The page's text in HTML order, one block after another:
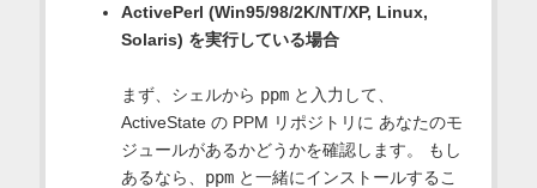
ActivePerl (Win95/98/2K/NT/XP, Linux,
Solaris) を実行している場合
まず、シェルから ppmと入力して、
ActiveState の PPM リポジトリに あなたのモ
ジュールがあるかどうかを確認します。 もし
あるなら、 ppmと一緒にインストールするこ